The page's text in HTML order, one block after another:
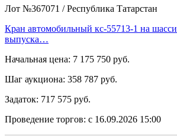
Лот №367071 / Республика Татарстан
Кран автомобильный кс-55713-1 на
выпуска…
Начальная цена: 7 175 750 руб.
Шаг аукциона: 358 787 руб.
Задаток: 717 575 руб.
Проведение торгов: с 16.09.2026 15:00